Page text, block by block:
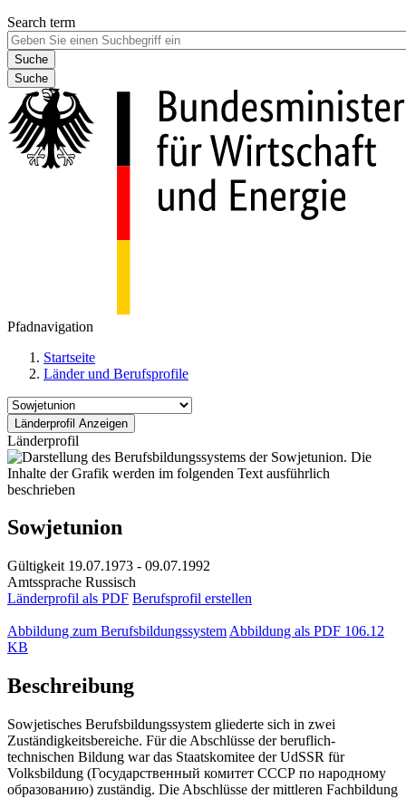
Search term
Suche
Pfadnavigation
Startseite
Länder und Berufsprofile
Länderprofil
Sowjetunion
Gültigkeit 19.07.1973 - 09.07.1992
Amtssprache Russisch
Länderprofil als PDF Berufsprofil erstellen
Abbildung zum Berufsbildungssystem Abbildung als PDF 106.12
KB
Beschreibung
Sowjetisches Berufsbildungssystem gliederte sich in zwei
Zuständigkeitsbereiche. Für die Abschlüsse der beruflich-
technischen Bildung war das Staatskomitee der UdSSR für
Volksbildung (Государственный комитет СССР по народному
образованию) zuständig. Die Abschlüsse der mittleren Fachbildung